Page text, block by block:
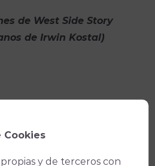
de West Side Story
de Irwin Kostal)
en 2023 su 150º
Cookies
y de terceros con